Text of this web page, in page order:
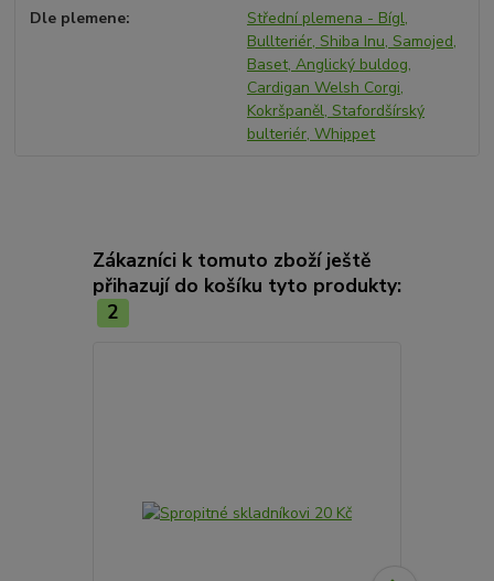
Dle plemene
Střední plemena - Bígl,
Bullteriér, Shiba Inu, Samojed,
Baset, Anglický buldog,
Cardigan Welsh Corgi,
Kokršpaněl, Stafordšírský
bulteriér, Whippet
Zákazníci k tomuto zboží ještě
přihazují do košíku tyto produkty:
2